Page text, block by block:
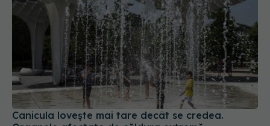
Canicula lovește mai tare decât se credea.
Organele afectate de căldura extremă
28 iun 2026, 12:00